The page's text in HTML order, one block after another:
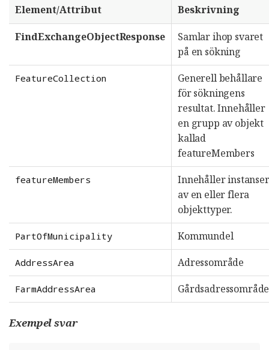
Element/Attribut
Beskrivning
FindExchangeObjectResponse
Samlar ihop svaret
på en sökning
FeatureCollection
Generell behållare
för sökningens
resultat. Innehåller
en grupp av objekt
kallad
featureMembers
featureMembers
Innehåller instanser
av en eller flera
objekttyper.
PartOfMunicipality Kommundel
AddressArea Adressområde
FarmAddressArea Gårdsadressområde
Exempel svar